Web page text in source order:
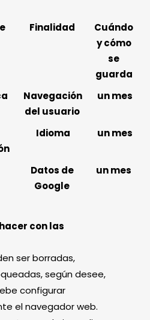
Finalidad
Cuándo
y cómo
se
guarda
Navegación
del usuario
un mes
Idioma un mes
Datos de
Google
un mes
con las
ser borradas,
según desee,
configurar
el navegador web.